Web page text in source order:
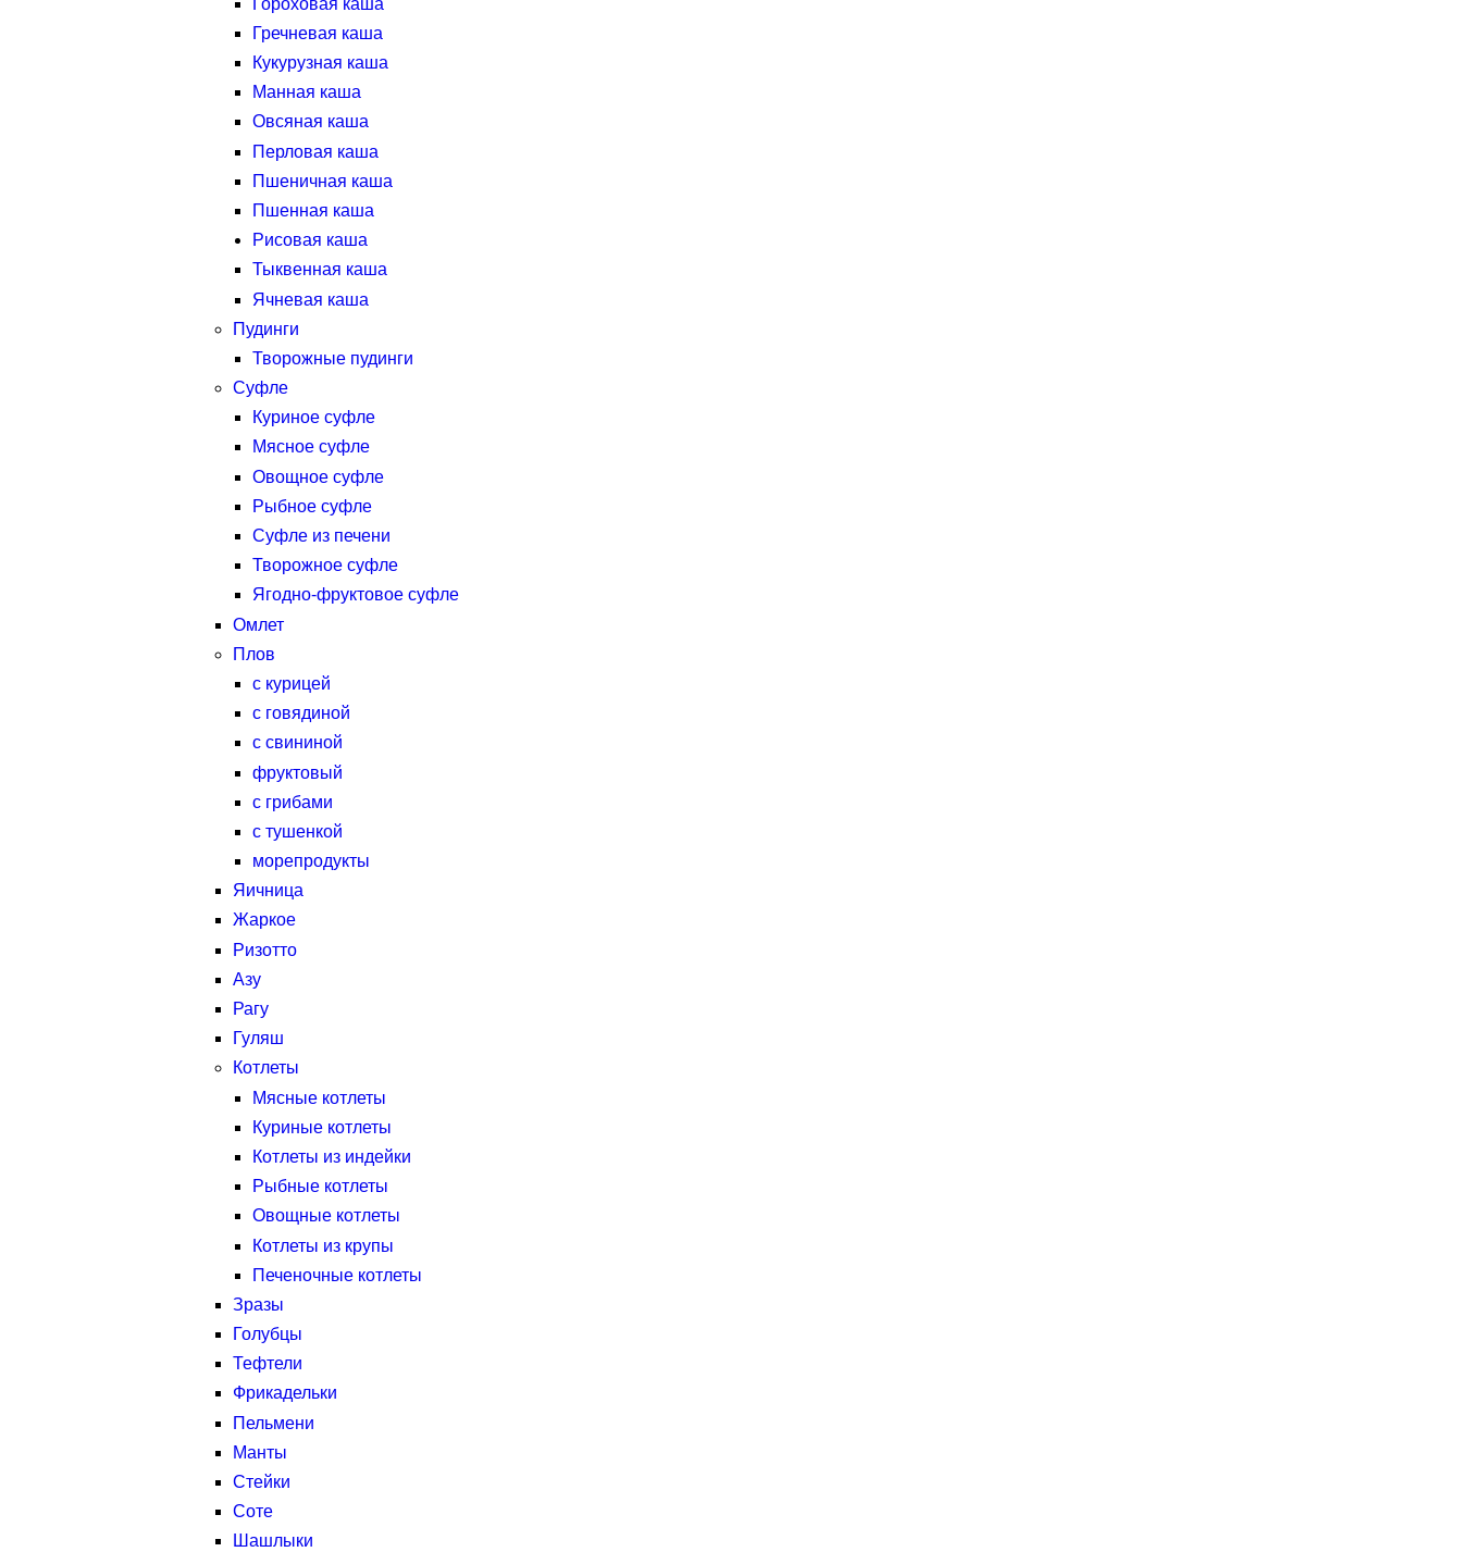
Гречневая каша
Кукурузная каша
Манная каша
Овсяная каша
Перловая каша
Пшеничная каша
Пшенная каша
Рисовая каша
Тыквенная каша
Ячневая каша
Пудинги
Творожные пудинги
Суфле
Куриное суфле
Мясное суфле
Овощное суфле
Рыбное суфле
Суфле из печени
Творожное суфле
Ягодно-фруктовое суфле
Омлет
Плов
с курицей
с говядиной
с свининой
фруктовый
с грибами
с тушенкой
морепродукты
Яичница
Жаркое
Ризотто
Азу
Рагу
Гуляш
Котлеты
Мясные котлеты
Куриные котлеты
Котлеты из индейки
Рыбные котлеты
Овощные котлеты
Котлеты из крупы
Печеночные котлеты
Зразы
Голубцы
Тефтели
Фрикадельки
Пельмени
Манты
Стейки
Соте
Шашлыки